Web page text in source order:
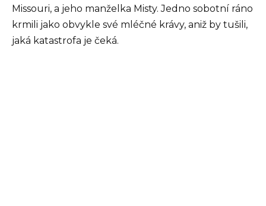
Missouri, a jeho manželka Misty. Jedno sobotní ráno
krmili jako obvykle své mléčné krávy, aniž by tušili,
jaká katastrofa je čeká.